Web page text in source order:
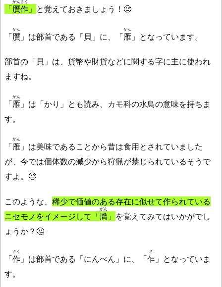
「贋作
がんさく
」 と覚えておきましょう！🧐
「贋
がん
」は部首である「貝」に、「雁
がん
」となっています。
部首の「貝」は、貨幣や財貨などに関する字に主に使われ
ますね。
「雁
がん
」は「かり」とも読み、カモ科の水鳥の意味を持ちま
す。
「雁
がん
」は美味であることから昔は食用とされていました
が、今では個体数の減少から狩猟が禁じられているそうで
すよ。🧐
このような、 稀少で価値のある存在に似せて作られている
ニセモノをイメージして「贋
がん
」 を覚えてみてはいかがでし
ょうか？🤔
「作
さく
」は部首である「にんべん」に、「乍
さ
」となっていま
す。